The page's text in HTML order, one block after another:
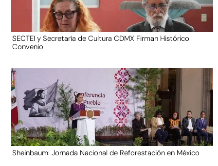
SECTEI y Secretaría de Cultura CDMX Firman Histórico
Convenio
Sheinbaum: Jornada Nacional de Reforestación en México